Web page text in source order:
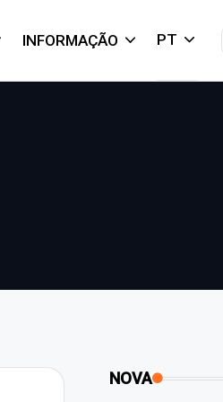
INFORMAÇÃO PT
NOVA